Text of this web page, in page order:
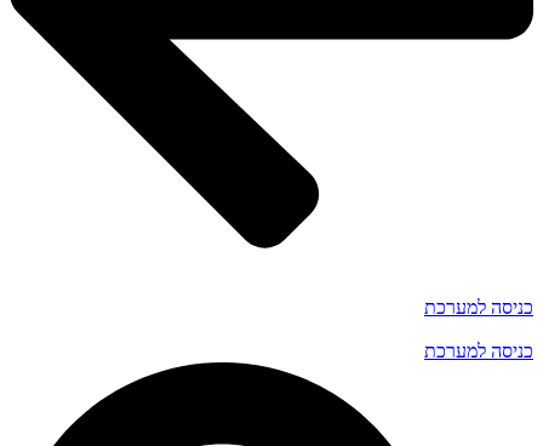
כניסה למערכת
כניסה למערכת